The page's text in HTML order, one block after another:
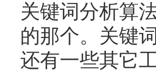
关键词分析算
的那个。关键
还有一些其它